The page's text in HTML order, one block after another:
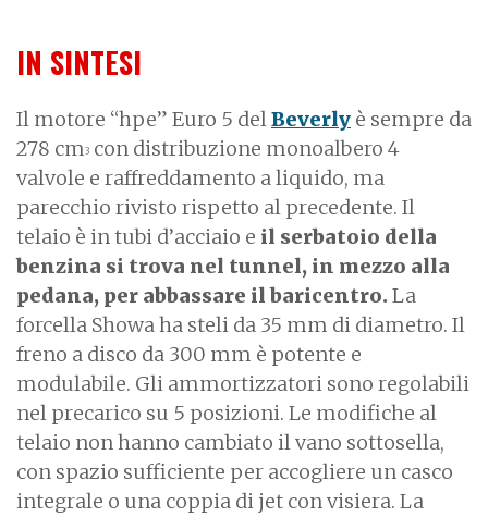
IN SINTESI
Il motore “hpe” Euro 5 delBeverly è sempre da
278 cm3 con distribuzione monoalbero 4
valvole e raffreddamento a liquido, ma
parecchio rivisto rispetto al precedente. Il
telaio è in tubi d’acciaio e il serbatoio della
benzina si trova nel tunnel, in mezzo alla
pedana, per abbassare il baricentro. La
forcella Showa ha steli da 35 mm di diametro. Il
freno a disco da 300 mm è potente e
modulabile. Gli ammortizzatori sono regolabili
nel precarico su 5 posizioni. Le modifiche al
telaio non hanno cambiato il vano sottosella,
con spazio sufficiente per accogliere un casco
integrale o una coppia di jet con visiera. La